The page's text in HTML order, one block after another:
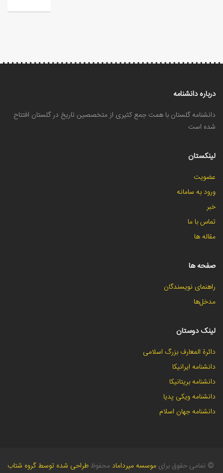
درباره دانشنامه
دانشنامه گلستان با همت جمع کثیری از متخصصین تاریخ در گلستان افتتاح
شده است
لینکستان
عضویت
ورود به سامانه
خبر
تماس با ما
مقاله ها
صفحه ها
راهنمای نویسندگان
مدخل‌ها
لینک دوستان
دائرة المعارف بزرگ اسلامی
دانشنامه ایرانیکا
دانشنامه بریتانیکا
دانشنامه ویکی پدیا
دانشنامه جهان اسلام
طراحی شده توسط گروه شتاب © تمامی حقوق برای موسسه میرداماد محفوظ